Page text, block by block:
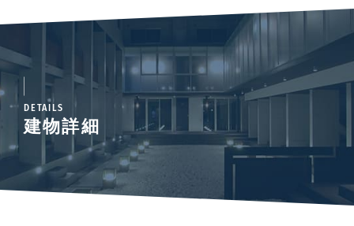
DETAILS
建物詳細